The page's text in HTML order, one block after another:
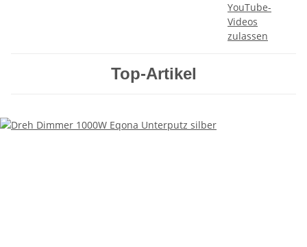
YouTube-
Videos
zulassen
Top-Artikel